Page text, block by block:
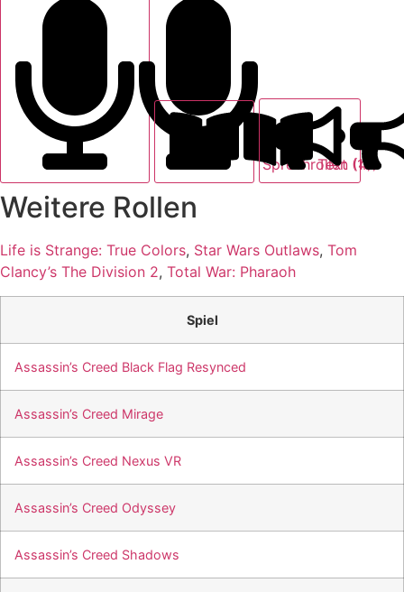
Sprechrollen (4)
Text (13)
Weitere Rollen
Life is Strange: True Colors, Star Wars Outlaws, Tom
Clancy’s The Division 2, Total War: Pharaoh
Spiel
Assassin’s Creed Black Flag Resynced
Assassin’s Creed Mirage
Assassin’s Creed Nexus VR
Assassin’s Creed Odyssey
Assassin’s Creed Shadows